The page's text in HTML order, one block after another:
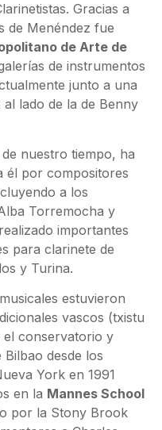
Gracias a
de Menéndez fue
de Arte de
de instrumentos
junto a una
lado de la de Benny
nuestro tiempo, ha
él por compositores
a los
Torremocha y
importantes
para clarinete de
y Turina.
estuvieron
vascos (txistu
conservatorio y
desde los
York en 1991
en la Mannes School
por la Stony Brook